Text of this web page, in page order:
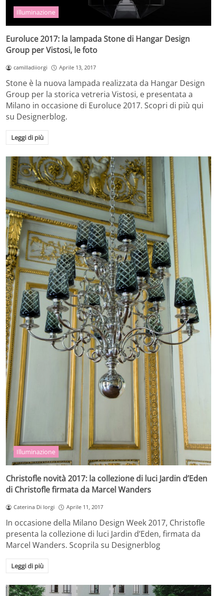
Illuminazione
Euroluce 2017: la lampada Stone di Hangar Design
Group per Vistosi, le foto
camilladiiorgi Aprile 13, 2017
Stone è la nuova lampada realizzata da Hangar Design
Group per la storica vetreria Vistosi, e presentata a
Milano in occasione di Euroluce 2017. Scopri di più qui
su Designerblog.
Leggi di più
Illuminazione
Christofle novità 2017: la collezione di luci Jardin d’Eden
di Christofle firmata da Marcel Wanders
Caterina Di Iorgi Aprile 11, 2017
In occasione della Milano Design Week 2017, Christofle
presenta la collezione di luci Jardin d’Eden, firmata da
Marcel Wanders. Scoprila su Designerblog
Leggi di più